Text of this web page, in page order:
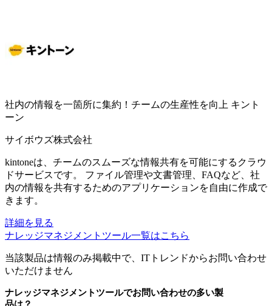
社内の情報を一箇所に集約！チームの生産性を向上 キント
ーン
サイボウズ株式会社
kintoneは、チームのスムーズな情報共有を可能にするクラウ
ドサービスです。 ファイル管理や文書管理、FAQなど、社
内の情報を共有するためのアプリケーションを自由に作成で
きます。
詳細を見る
ナレッジマネジメントツール一覧はこちら
当該製品は情報のみ掲載中で、ITトレンドからお問い合わせ
いただけません
ナレッジマネジメントツールでお問い合わせの多い製